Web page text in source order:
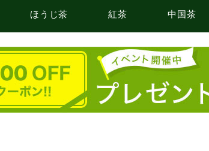
ほうじ茶 紅茶 中国茶